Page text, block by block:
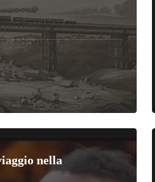
nella